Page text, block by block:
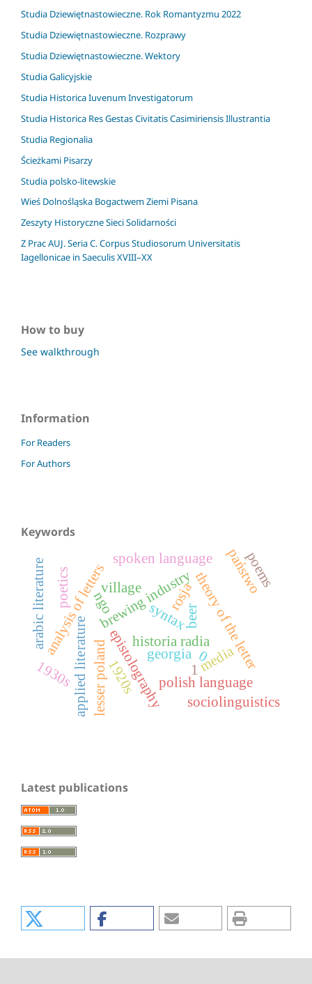
Studia Dziewiętnastowieczne. Rok Romantyzmu 2022
Studia Dziewiętnastowieczne. Rozprawy
Studia Dziewiętnastowieczne. Wektory
Studia Galicyjskie
Studia Historica Iuvenum Investigatorum
Studia Historica Res Gestas Civitatis Casimiriensis Illustrantia
Studia Regionalia
Ścieżkami Pisarzy
Studia polsko-litewskie
Wieś Dolnośląska Bogactwem Ziemi Pisana
Zeszyty Historyczne Sieci Solidarności
Z Prac AUJ. Seria C. Corpus Studiosorum Universitatis
Iagellonicae in Saeculis XVIII–XX
How to buy
See walkthrough
Information
For Readers
For Authors
Keywords
brewing industrybeertheory of the letter
epistolography
applied literature
analysis of letters historia radia
media
państwo
0
syntax
polish language
spoken language
rosja
village
lesser poland sociolinguistics
arabic literature poetics poems
georgia
1
1920s
1930s
ngo
Latest publications